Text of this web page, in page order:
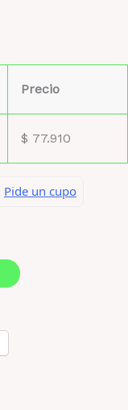
Precio
$ 77.910